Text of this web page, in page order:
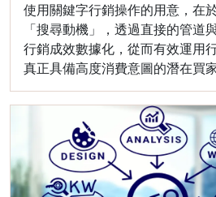
使用關鍵字行銷操作的用意，在
「搜尋動機」，透過直接的管道
行銷成效數據化，從而有效運用
真正具備高度消費意圖的潛在買家